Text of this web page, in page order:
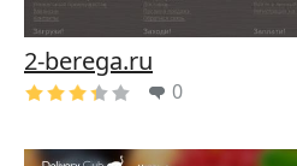
2-berega.ru
0